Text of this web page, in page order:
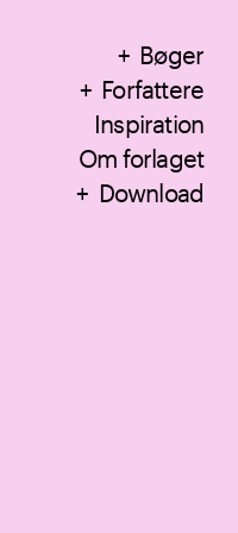
Bøger
Forfattere
Inspiration
Om forlaget
Download